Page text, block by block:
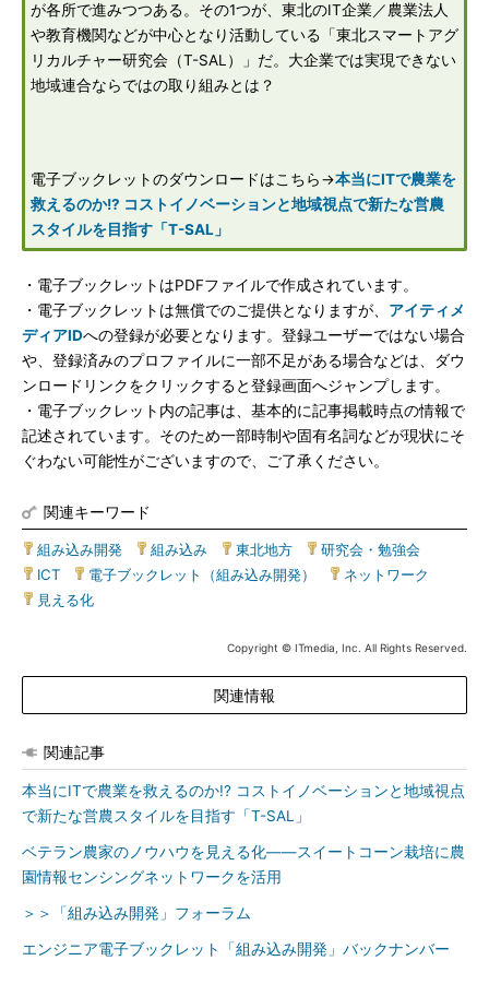
が各所で進みつつある。その1つが、東北のIT企業／農業法人
や教育機関などが中心となり活動している「東北スマートアグ
リカルチャー研究会（T-SAL）」だ。大企業では実現できない
地域連合ならではの取り組みとは？
電子ブックレットのダウンロードはこちら→本当にITで農業を
救えるのか!? コストイノベーションと地域視点で新たな営農
スタイルを目指す「T-SAL」
・電子ブックレットはPDFファイルで作成されています。
・電子ブックレットは無償でのご提供となりますが、 アイティメ
ディアIDへの登録が必要となります。登録ユーザーではない場合
や、登録済みのプロファイルに一部不足がある場合などは、ダウ
ンロードリンクをクリックすると登録画面へジャンプします。
・電子ブックレット内の記事は、基本的に記事掲載時点の情報で
記述されています。そのため一部時制や固有名詞などが現状にそ
ぐわない可能性がございますので、ご了承ください。
関連キーワード
組み込み開発 組み込み 東北地方 研究会・勉強会
ICT
電子ブックレット（組み込み開発） ネットワーク
見える化
Copyright © ITmedia, Inc. All Rights Reserved.
関連情報
関連記事
本当にITで農業を救えるのか!? コストイノベーションと地域視点
で新たな営農スタイルを目指す「T-SAL」
ベテラン農家のノウハウを見える化――スイートコーン栽培に農
園情報センシングネットワークを活用
＞＞「組み込み開発」フォーラム
エンジニア電子ブックレット「組み込み開発」バックナンバー